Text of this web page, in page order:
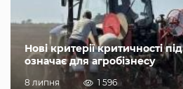
Нові критерії критичності
означає для агробізнесу
8 липня 1 596